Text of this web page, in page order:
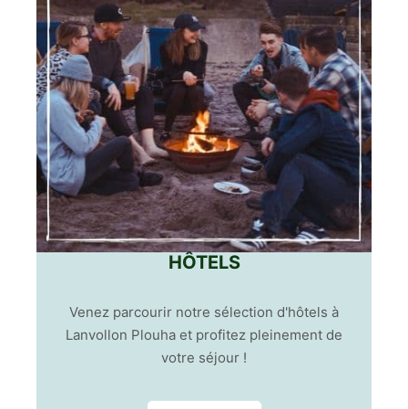
HÔTELS
Venez parcourir notre sélection d'hôtels à
Lanvollon Plouha et profitez pleinement de
votre séjour !